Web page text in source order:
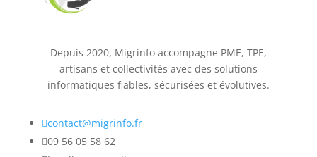
Depuis 2020, Migrinfo accompagne PME, TPE,
artisans et collectivités avec des solutions
informatiques fiables, sécurisées et évolutives.
contact@migrinfo.fr
09 56 05 58 62